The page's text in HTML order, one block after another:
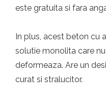
este gratuita si fara
In plus, acest beton cu
solutie monolita care
deformeaza. Are un
curat si stralucitor.